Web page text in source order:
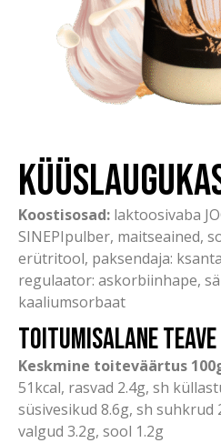
Koostisosad: laktoosivaba
SINEPIpulber, maitseained,
erütritool, paksendaja:
regulaator: askorbiinhape,
kaaliumsorbaat
Toitumisalane teave
Keskmine toiteväärtus
51kcal, rasvad 2.4g, sh
süsivesikud 8.6g, sh suhkrud
valgud 3.2g, sool 1.2g